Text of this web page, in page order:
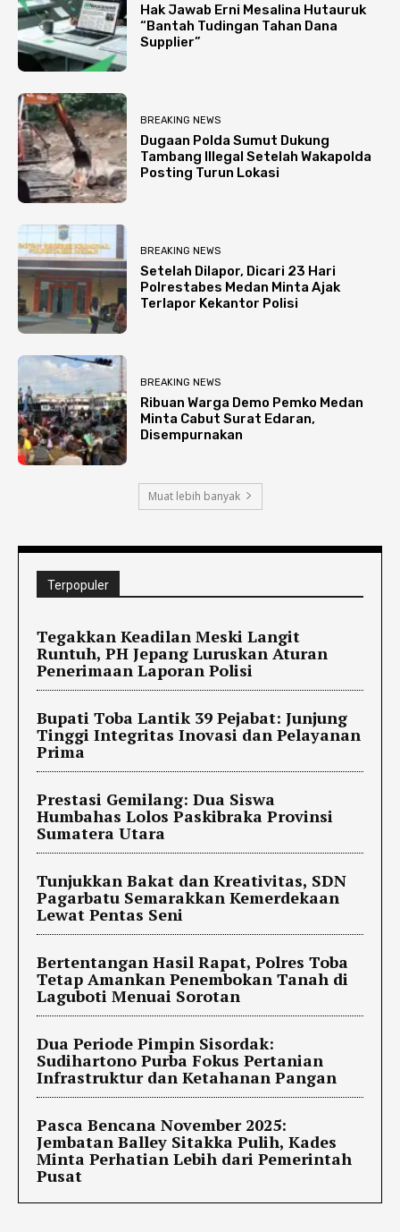
Hak Jawab Erni Mesalina Hutauruk
“Bantah Tudingan Tahan Dana
Supplier”
BREAKING NEWS
Dugaan Polda Sumut Dukung
Tambang Illegal Setelah Wakapolda
Posting Turun Lokasi
BREAKING NEWS
Setelah Dilapor, Dicari 23 Hari
Polrestabes Medan Minta Ajak
Terlapor Kekantor Polisi
BREAKING NEWS
Ribuan Warga Demo Pemko Medan
Minta Cabut Surat Edaran,
Disempurnakan
Muat lebih banyak
Terpopuler
Tegakkan Keadilan Meski Langit
Runtuh, PH Jepang Luruskan Aturan
Penerimaan Laporan Polisi
Bupati Toba Lantik 39 Pejabat: Junjung
Tinggi Integritas Inovasi dan Pelayanan
Prima
Prestasi Gemilang: Dua Siswa
Humbahas Lolos Paskibraka Provinsi
Sumatera Utara
Tunjukkan Bakat dan Kreativitas, SDN
Pagarbatu Semarakkan Kemerdekaan
Lewat Pentas Seni
Bertentangan Hasil Rapat, Polres Toba
Tetap Amankan Penembokan Tanah di
Laguboti Menuai Sorotan
Dua Periode Pimpin Sisordak:
Sudihartono Purba Fokus Pertanian
Infrastruktur dan Ketahanan Pangan
Pasca Bencana November 2025:
Jembatan Balley Sitakka Pulih, Kades
Minta Perhatian Lebih dari Pemerintah
Pusat